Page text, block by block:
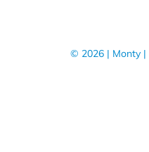
© 2026 | Monty |